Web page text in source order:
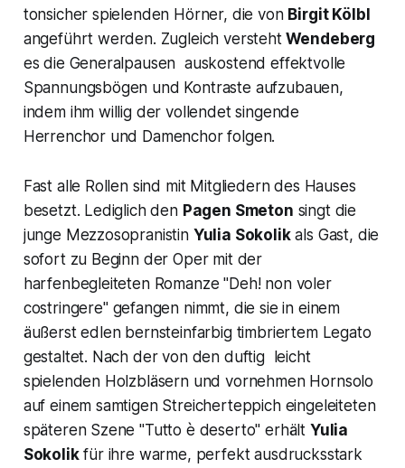
tonsicher spielenden Hörner, die von Birgit Kölbl
angeführt werden. Zugleich verstehtWendeberg
es die Generalpausen auskostend effektvolle
Spannungsbögen und Kontraste aufzubauen,
indem ihm willig der vollendet singende
Herrenchor und Damenchor folgen.
Fast alle Rollen sind mit Mitgliedern des Hauses
besetzt. Lediglich den Pagen Smeton singt die
junge Mezzosopranistin Yulia Sokolikals Gast, die
sofort zu Beginn der Oper mit der
harfenbegleiteten Romanze"Deh! non voler
costringere" gefangen nimmt, die sie in einem
äußerst edlen bernsteinfarbig timbriertem Legato
gestaltet. Nach der von den duftig leicht
spielenden Holzbläsern und vornehmen Hornsolo
auf einem samtigen Streicherteppich eingeleiteten
späteren Szene "Tutto è deserto"erhält Yulia
Sokolikfür ihre warme, perfekt ausdrucksstark